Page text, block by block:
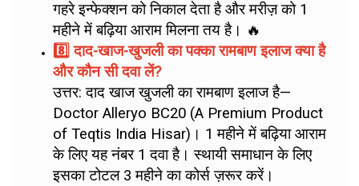
गहरे इन्फेक्शन को निकाल देता है और मरीज़ को 1
महीने में बढ़िया आराम मिलना तय है। 🔥
8️⃣ दाद-खाज-खुजली का पक्का रामबाण इलाज क्या है
और कौन सी दवा लें?
उत्तर: दाद खाज खुजली का रामबाण इलाज है—
Doctor Alleryo BC20 (A Premium Product
of Teqtis India Hisar)। 1 महीने में बढ़िया आराम
के लिए यह नंबर 1 दवा है। स्थायी समाधान के लिए
इसका टोटल 3 महीने का कोर्स ज़रूर करें।